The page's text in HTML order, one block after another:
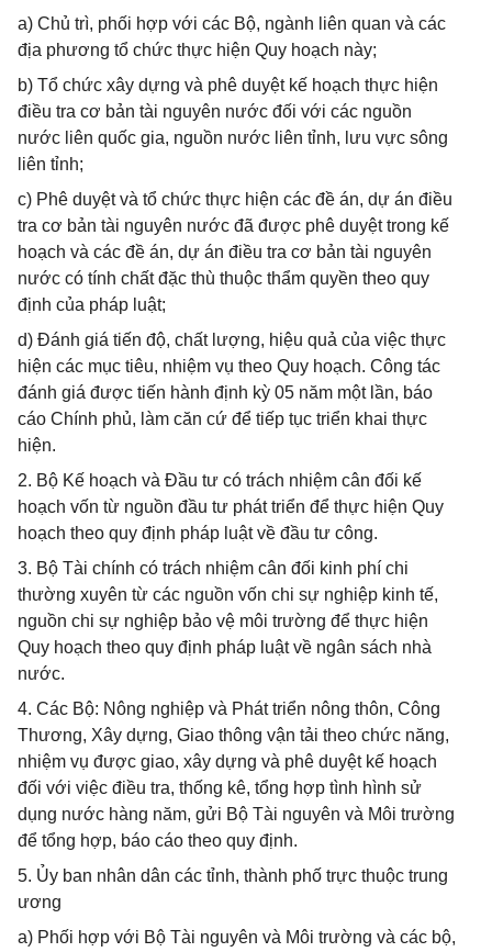
a) Chủ trì, phối hợp với các Bộ, ngành liên quan và các
địa phương tổ chức thực hiện Quy hoạch này;
b) Tổ chức xây dựng và phê duyệt kế hoạch thực hiện
điều tra cơ bản tài nguyên nước đối với các nguồn
nước liên quốc gia, nguồn nước liên tỉnh, lưu vực sông
liên tỉnh;
c) Phê duyệt và tổ chức thực hiện các đề án, dự án điều
tra cơ bản tài nguyên nước đã được phê duyệt trong kế
hoạch và các đề án, dự án điều tra cơ bản tài nguyên
nước có tính chất đặc thù thuộc thẩm quyền theo quy
định của pháp luật;
d) Đánh giá tiến độ, chất lượng, hiệu quả của việc thực
hiện các mục tiêu, nhiệm vụ theo Quy hoạch. Công tác
đánh giá được tiến hành định kỳ 05 năm một lần, báo
cáo Chính phủ, làm căn cứ để tiếp tục triển khai thực
hiện.
2. Bộ Kế hoạch và Đầu tư có trách nhiệm cân đối kế
hoạch vốn từ nguồn đầu tư phát triển để thực hiện Quy
hoạch theo quy định pháp luật về đầu tư công.
3. Bộ Tài chính có trách nhiệm cân đối kinh phí chi
thường xuyên từ các nguồn vốn chi sự nghiệp kinh tế,
nguồn chi sự nghiệp bảo vệ môi trường để thực hiện
Quy hoạch theo quy định pháp luật về ngân sách nhà
nước.
4. Các Bộ: Nông nghiệp và Phát triển nông thôn, Công
Thương, Xây dựng, Giao thông vận tải theo chức năng,
nhiệm vụ được giao, xây dựng và phê duyệt kế hoạch
đối với việc điều tra, thống kê, tổng hợp tình hình sử
dụng nước hàng năm, gửi Bộ Tài nguyên và Môi trường
để tổng hợp, báo cáo theo quy định.
5. Ủy ban nhân dân các tỉnh, thành phố trực thuộc trung
ương
a) Phối hợp với Bộ Tài nguyên và Môi trường và các bộ,